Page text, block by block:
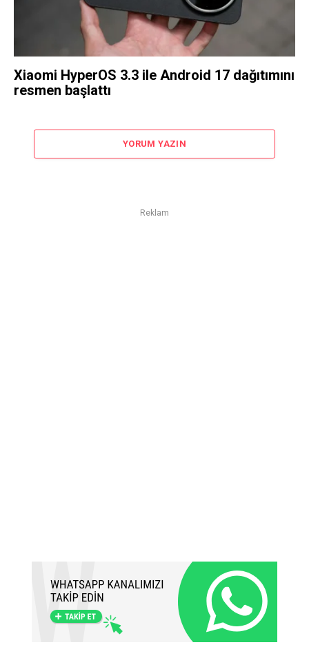
Xiaomi HyperOS 3.3 ile Android 17 dağıtımını
resmen başlattı
YORUM YAZIN
Reklam